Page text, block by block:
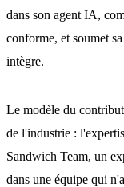
dans son agent IA,
conforme, et soumet
intègre.
Le modèle du
de l'industrie :
Sandwich Team, un
dans une équipe qui